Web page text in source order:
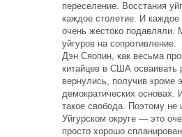
переселение. Восстания
каждое столетие. И каждое
очень жестоко подавляли.
уйгуров на сопротивление.
Дэн Сяопин, как весьма
китайцев в США
вернулись, получив кроме
демократических
такое свобода. Поэтому
Уйгурском округе — это
просто хорошо